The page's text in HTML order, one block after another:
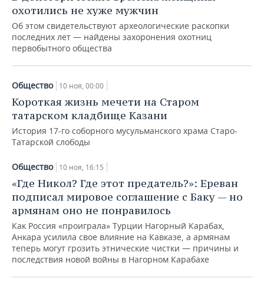
охотились не хуже мужчин
Об этом свидетельствуют археологические раскопки
последних лет — найдены захоронения охотниц
первобытного общества
Общество 10 ноя, 00:00
Короткая жизнь мечети на Старом
татарском кладбище Казани
История 17-го соборного мусульманского храма Старо-
Татарской слободы
Общество 10 ноя, 16:15
«Где Никол? Где этот предатель?»: Ереван
подписал мировое соглашение с Баку — но
армянам оно не понравилось
Как Россия «проиграла» Турции Нагорный Карабах,
Анкара усилила свое влияние на Кавказе, а армянам
теперь могут грозить этнические чистки — причины и
последствия новой войны в Нагорном Карабахе